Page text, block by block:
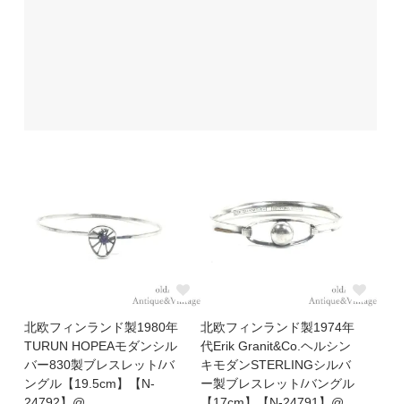
北欧フィンランド製1980年
TURUN HOPEAモダンシル
バー830製ブレスレット/バ
ングル【19.5cm】【N-
北欧フィンランド製1974年
代Erik Granit&Co.ヘルシン
キモダンSTERLINGシルバ
ー製ブレスレット/バングル